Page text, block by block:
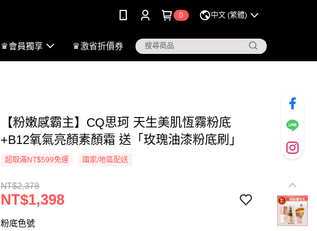
0 中文 (繁體)
♛會員獨享 ♛激省折價券
【粉嫩感霸主】CQ思珂 天生美肌恆霧粉底
+B12氧氣亮顏素顏霜 送「玫瑰油漆粉底刷」
超取滿NT$599免運 國家/地區配送
NT$2,378
NT$1,398
粉底色號